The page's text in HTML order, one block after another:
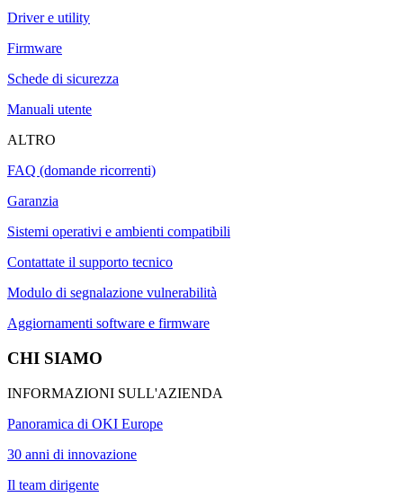
Driver e utility
Firmware
Schede di sicurezza
Manuali utente
ALTRO
FAQ (domande ricorrenti)
Garanzia
Sistemi operativi e ambienti compatibili
Contattate il supporto tecnico
Modulo di segnalazione vulnerabilità
Aggiornamenti software e firmware
CHI SIAMO
INFORMAZIONI SULL'AZIENDA
Panoramica di OKI Europe
30 anni di innovazione
Il team dirigente